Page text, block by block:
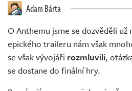
Adam Bárta
O Anthemu jsme se dozvěděli
epického traileru nám však
se však vývojáři rozmluvili,
se dostane do finální hry.